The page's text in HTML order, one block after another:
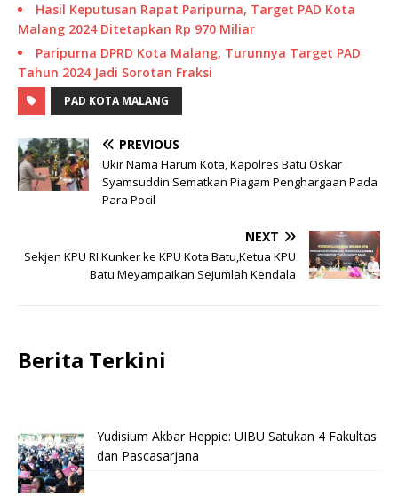
Hasil Keputusan Rapat Paripurna, Target PAD Kota
Malang 2024 Ditetapkan Rp 970 Miliar
Paripurna DPRD Kota Malang, Turunnya Target PAD
Tahun 2024 Jadi Sorotan Fraksi
PAD KOTA MALANG
PREVIOUS
Ukir Nama Harum Kota, Kapolres Batu Oskar
Syamsuddin Sematkan Piagam Penghargaan Pada
Para Pocil
NEXT
Sekjen KPU RI Kunker ke KPU Kota Batu,Ketua KPU
Batu Meyampaikan Sejumlah Kendala
Berita Terkini
Yudisium Akbar Heppie: UIBU Satukan 4 Fakultas
dan Pascasarjana